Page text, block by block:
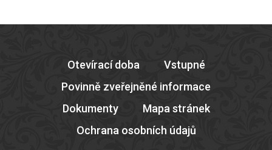
Otevírací doba
Vstupné
Povinně zveřejněné informace
Dokumenty
Mapa stránek
Ochrana osobních údajů